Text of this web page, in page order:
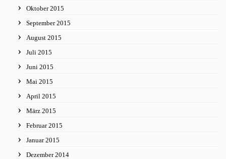
Oktober 2015
September 2015
August 2015
Juli 2015
Juni 2015
Mai 2015
April 2015
März 2015
Februar 2015
Januar 2015
Dezember 2014